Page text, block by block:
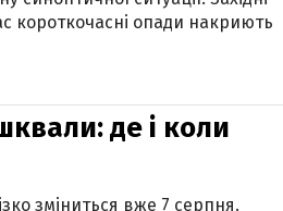
короткочасні опади накриють
де і коли
зміниться вже 7 серпня.